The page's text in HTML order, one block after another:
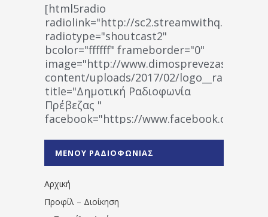
[html5radio
radiolink="http://
radiotype="shoutcast2"
bcolor="ffffff" frameborder="0"
image="http://www.dimosprevezas.gr/wp-
content/uploads/2017/02/
title="Δημοτική Ραδιοφωνία
Πρέβεζας "
facebook="https://www.facebook.com/
1531194763766854/" artist="" ]
ΜΕΝΟΥ ΡΑΔΙΟΦΩΝΙΑΣ
Αρχική
Προφίλ – Διοίκηση